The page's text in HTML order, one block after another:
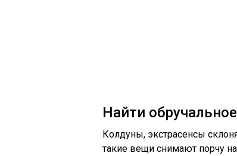
Найти
Колдуны, экстрасенсы
такие вещи снимают порчу